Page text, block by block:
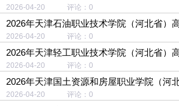
2026-04-20 评论：0
2026年天津石油职业技术学院（河北省）
2026-04-20 评论：0
2026年天津轻工职业技术学院（河北省）
2026-04-20 评论：0
2026年天津国土资源和房屋职业学院（河
分数线
2026-04-20 评论：0